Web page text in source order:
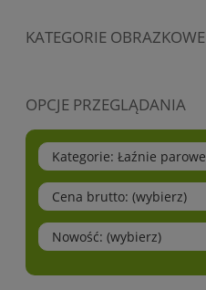
KATEGORIE OBRAZKOWE
OPCJE PRZEGLĄDANIA
Kategorie: Łaźnie parowe
Cena brutto: (wybierz)
Nowość: (wybierz)